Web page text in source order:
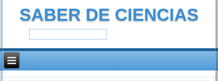
SABER DE CIENCIAS